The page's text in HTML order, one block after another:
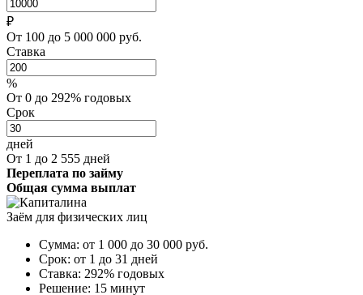
₽
От 100 до 5 000 000 руб.
Ставка
%
От 0 до 292% годовых
Срок
дней
От 1 до 2 555 дней
Переплата по займу
Общая сумма выплат
Заём для физических лиц
Сумма: от 1 000 до 30 000 руб.
Срок: от 1 до 31 дней
Ставка: 292% годовых
Решение: 15 минут